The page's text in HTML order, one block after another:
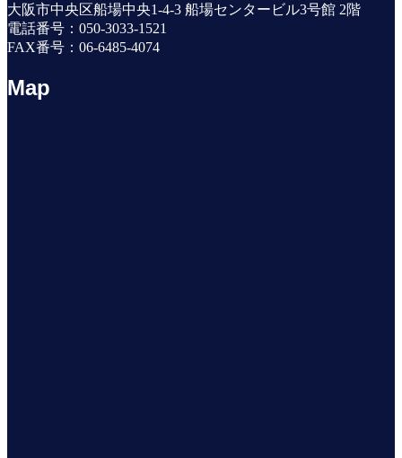
大阪市中央区船場中央1-4-3 船場センタービル3号館 2階
電話番号：050-3033-1521
FAX番号：06-6485-4074
Map